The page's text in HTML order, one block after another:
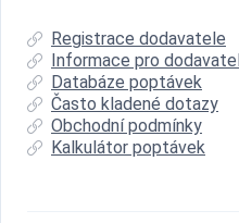
Registrace dodavatele
Informace pro
Databáze poptávek
Často kladené dotazy
Obchodní podmínky
Kalkulátor poptávek